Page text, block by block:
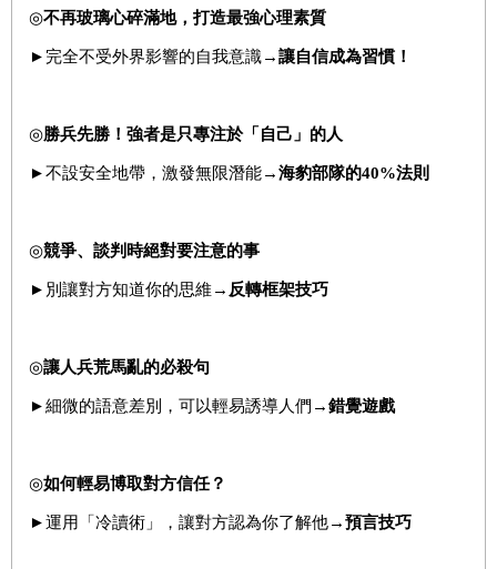
◎不再玻璃心碎滿地，打造最強心理素質
►完全不受外界影響的自我意識→讓自信成為習慣！
◎勝兵先勝！強者是只專注於「自己」的人
►不設安全地帶，激發無限潛能→海豹部隊的40%法則
◎競爭、談判時絕對要注意的事
►別讓對方知道你的思維→ 反轉框架技巧
◎讓人兵荒馬亂的必殺句
►細微的語意差別，可以輕易誘導人們 →錯覺遊戲
◎如何輕易博取對方信任？
►運用「冷讀術」，讓對方認為你了解他→預言技巧